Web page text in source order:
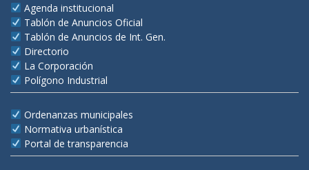
Agenda institucional
Tablón de Anuncios Oficial
Tablón de Anuncios de Int. Gen.
Directorio
La Corporación
Polígono Industrial
Ordenanzas municipales
Normativa urbanística
Portal de transparencia